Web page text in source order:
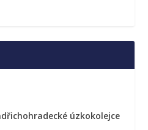
úzkokolejce